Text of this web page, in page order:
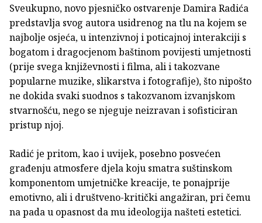
Sveukupno, novo pjesničko ostvarenje Damira Radića
predstavlja svog autora usidrenog na tlu na kojem se
najbolje osjeća, u intenzivnoj i poticajnoj interakciji s
bogatom i dragocjenom baštinom povijesti umjetnosti
(prije svega književnosti i filma, ali i takozvane
popularne muzike, slikarstva i fotografije), što nipošto
ne dokida svaki suodnos s takozvanom izvanjskom
stvarnošću, nego se njeguje neizravan i sofisticiran
pristup njoj.
Radić je pritom, kao i uvijek, posebno posvećen
građenju atmosfere djela koju smatra suštinskom
komponentom umjetničke kreacije, te ponajprije
emotivno, ali i društveno-kritički angažiran, pri čemu
na pada u opasnost da mu ideologija našteti estetici.